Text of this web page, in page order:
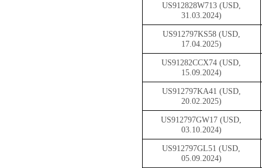
US912828W713 (USD,
31.03.2024)
US912797KS58 (USD,
17.04.2025)
US91282CCX74 (USD,
15.09.2024)
US912797KA41 (USD,
20.02.2025)
US912797GW17 (USD,
03.10.2024)
US912797GL51 (USD,
05.09.2024)